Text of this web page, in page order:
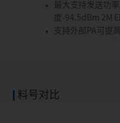
最大支持发送功
度-94.5dBm 2M
支持外部PA可提
料号对比